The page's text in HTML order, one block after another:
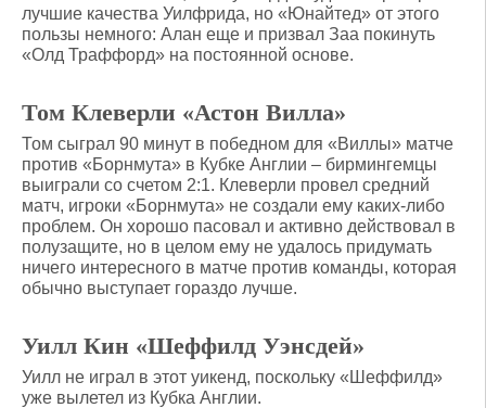
лучшие качества Уилфрида, но «Юнайтед» от этого
пользы немного: Алан еще и призвал Заа покинуть
«Олд Траффорд» на постоянной основе.
Том Клеверли «Астон Вилла»
Том сыграл 90 минут в победном для «Виллы» матче
против «Борнмута» в Кубке Англии – бирмингемцы
выиграли со счетом 2:1. Клеверли провел средний
матч, игроки «Борнмута» не создали ему каких-либо
проблем. Он хорошо пасовал и активно действовал в
полузащите, но в целом ему не удалось придумать
ничего интересного в матче против команды, которая
обычно выступает гораздо лучше.
Уилл Кин «Шеффилд Уэнсдей»
Уилл не играл в этот уикенд, поскольку «Шеффилд»
уже вылетел из Кубка Англии.